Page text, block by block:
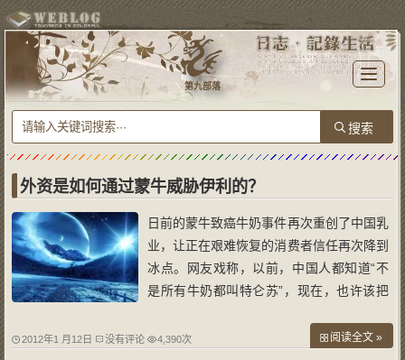
T
o
l
e
n
i
n
第九部落
外资是如何通过蒙牛威胁伊利的？
日前的蒙牛致癌牛奶事件再次重创了中国乳
业，让正在艰难恢复的消费者信任再次降到
冰点。网友戏称，以前，中国人都知道“不
是所有牛奶都叫特仑苏”，现在，也许该把
苏”。可以预见，在将来很长一段时间内，
2012年1 月12日 没有评论 4,390次 阅读全文 »